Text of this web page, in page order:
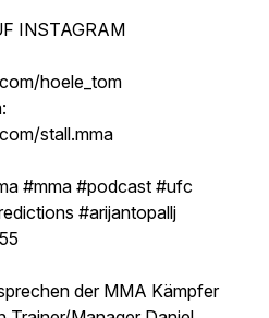
INSTAGRAM
hoele_tom
stall.mma
#mma #podcast #ufc
#arijantopallj
der MMA Kämpfer